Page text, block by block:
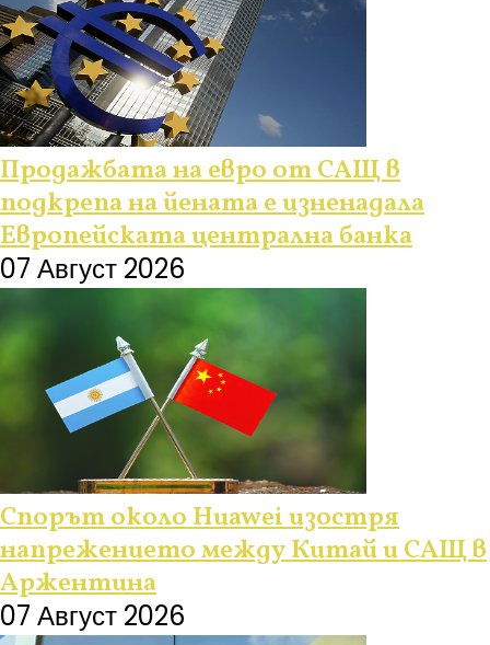
Продажбата на евро от САЩ в
подкрепа на йената е изненадала
Европейската централна банка
07 Август 2026
Спорът около Huawei изостря
напрежението между Китай и САЩ в
Аржентина
07 Август 2026